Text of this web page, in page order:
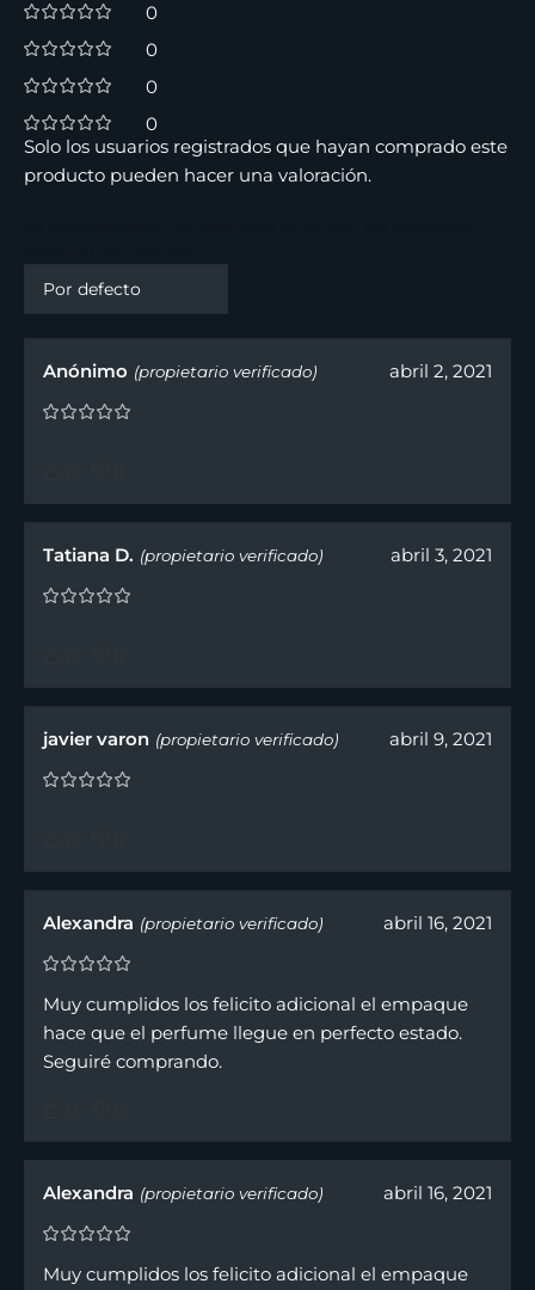
0
0
0
0
Anónimo (propietario verificado) abril 2, 2021
Tatiana D. (propietario verificado) abril 3, 2021
javier varon (propietario verificado) abril 9, 2021
Alexandra (propietario verificado) abril 16, 2021
Muy cumplidos los felicito adicional el empaque
hace que el perfume llegue en perfecto estado.
Seguiré comprando.
Alexandra (propietario verificado) abril 16, 2021
Muy cumplidos los felicito adicional el empaque
Solo los usuarios registrados que hayan comprado este
producto pueden hacer una valoración.